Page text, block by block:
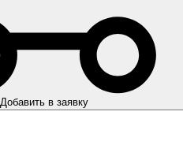
Добавить в заявку